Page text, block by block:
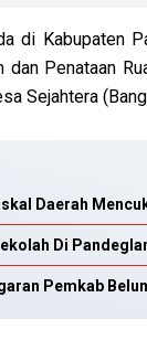
di Kabupaten
Penataan
Sejahtera
Daerah
Di
Pemkab